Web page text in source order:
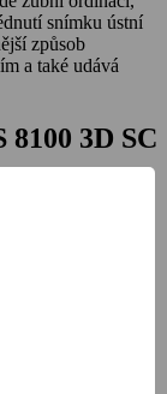
snímku ústní
způsob
a také udává
3D SC
správnou
při zubní
kazy,
kosti a případné
včasné